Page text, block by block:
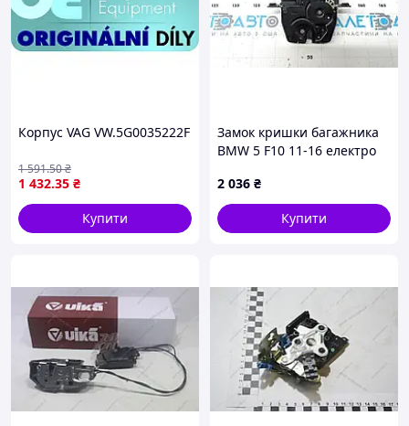
Корпус VAG VW.5G0035222F
1 432.35 ₴
1 591.50₴
Купити
Замок кришки багажника
BMW 5 F10 11-16 електро
2 036 ₴
Купити